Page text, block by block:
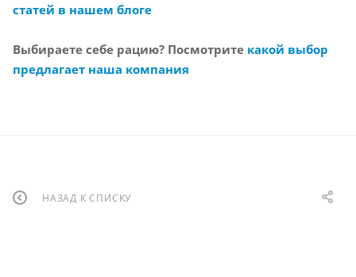
статей в нашем блоге
Выбираете себе рацию? Посмотрите какой выбор
предлагает наша компания
НАЗАД К СПИСКУ